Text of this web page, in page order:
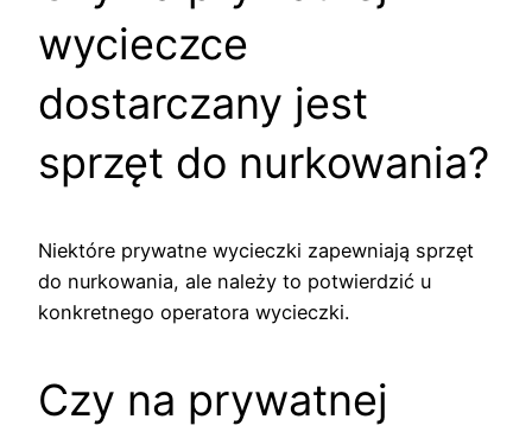
wycieczce
dostarczany jest
sprzęt do nurkowania?
Niektóre prywatne wycieczki zapewniają sprzęt
do nurkowania, ale należy to potwierdzić u
konkretnego operatora wycieczki.
Czy na prywatnej